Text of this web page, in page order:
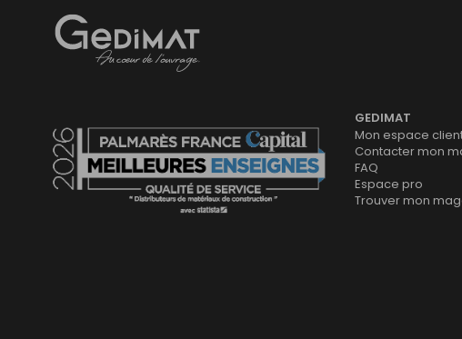
GEDIMAT
Mon espace
Contacter mon
FAQ
Espace pro
Trouver mon